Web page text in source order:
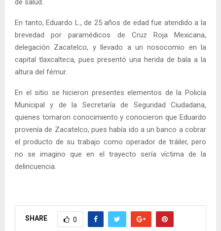
En tanto, Eduardo L., de 25 años de edad fue atendido a la
brevedad por paramédicos de Cruz Roja Mexicana,
delegación Zacatelco, y llevado a un nosocomio en la
capital tlaxcalteca, pues presentó una herida de bala a la
altura del fémur.
En el sitio se hicieron presentes elementos de la Policía
Municipal y de la Secretaría de Seguridad Ciudadana,
quienes tomaron conocimiento y conocieron que Eduardo
provenía de Zacatelco, pues había ido a un banco a cobrar
el producto de su trabajo como operador de tráiler, pero
no se imagino que en el trayecto sería víctima de la
delincuencia.
SHARE 0